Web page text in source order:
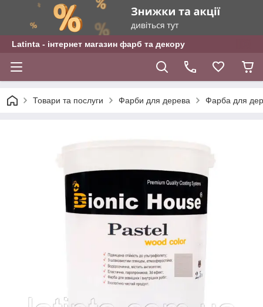
Latinta - інтернет магазин фарб та декору
Товари та послуги Фарби для дерева Фарба для